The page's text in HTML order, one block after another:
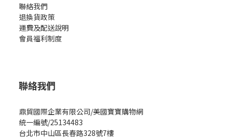
聯絡我們
退換貨政策
運費及配送說明
會員福利制度
聯絡我們
鼎貿國際企業有限公司/美國寶寶購物網
統一編號/25134483
台北市中山區長春路328號7樓